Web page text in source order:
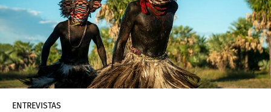
ENTREVISTAS